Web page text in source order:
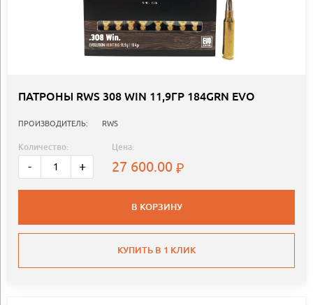
ПАТРОНЫ RWS 308 WIN 11,9ГР 184GRN EVO
ПРОИЗВОДИТЕЛЬ: RWS
Количество:
- +
Цена:
27 600.00
В КОРЗИНУ
КУПИТЬ В 1 КЛИК